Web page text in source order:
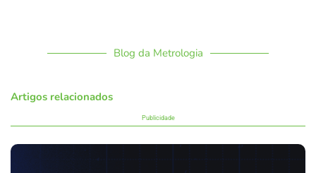
Blog da Metrologia
Artigos relacionados
Publicidade